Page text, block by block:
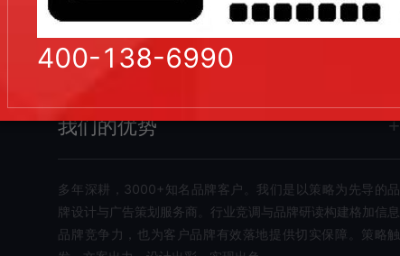
我们的优势
多年深耕，3000+知名品牌客户。我们是以策略为先导的品
牌设计与广告策划服务商。行业竞调与品牌研读构建格加信息
品牌竞争力，也为客户品牌有效落地提供切实保障。策略触
400-138-6990